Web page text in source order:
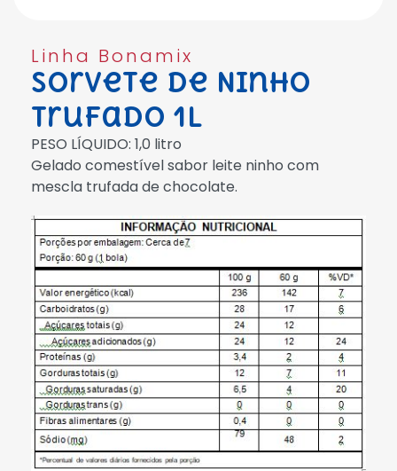
Linha Bonamix
Sorvete de Ninho
Trufado 1L
PESO LÍQUIDO: 1,0 litro
Gelado comestível sabor leite ninho com
mescla trufada de chocolate.